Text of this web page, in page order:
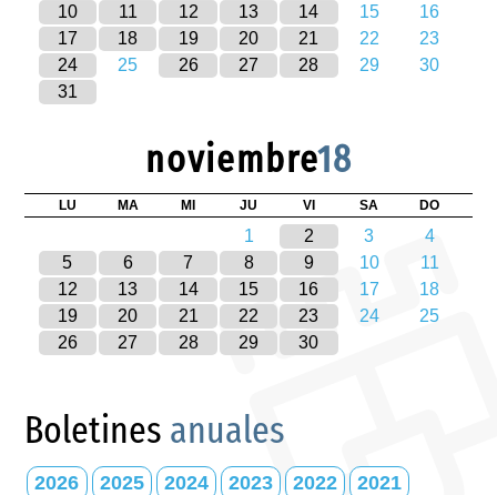
10
11 12 13 14 15
16
17
18 19 20 21 22
23
24
25 26 27 28 29
30
31
noviembre18
LU MA MI JU VI SA DO
1 2 3
4
5
6 7 8 9 10
11
12
13 14 15 16 17
18
19
20 21 22 23 24
25
26
27 28 29 30
Boletines anuales
2026 2025 2024 2023 2022 2021